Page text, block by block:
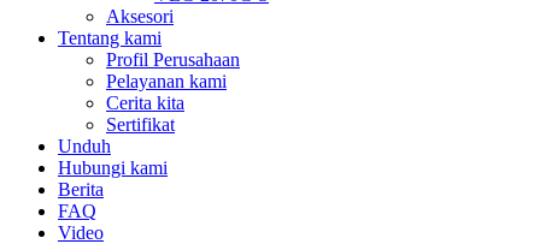
Aksesori
Tentang kami
Profil Perusahaan
Pelayanan kami
Cerita kita
Sertifikat
Unduh
Hubungi kami
Berita
FAQ
Video